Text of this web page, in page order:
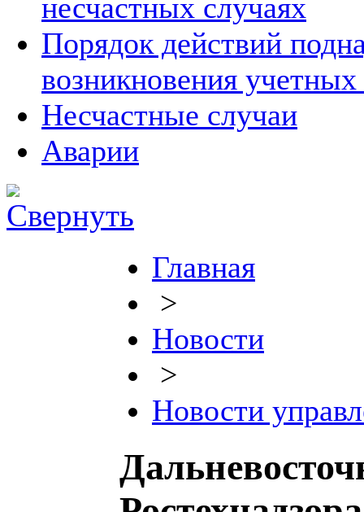
несчастных случаях
Порядок действий
возникновения
Несчастные случаи
Аварии
Главная
>
Новости
>
Новости